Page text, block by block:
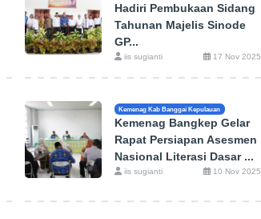
Hadiri Pembukaan Sidang
Tahunan Majelis Sinode
GP...
iis sugianti 17 Nov 2025
Kemenag Kab Banggai Kepulauan
Kemenag Bangkep Gelar
Rapat Persiapan Asesmen
Nasional Literasi Dasar ...
iis sugianti 10 Nov 2025